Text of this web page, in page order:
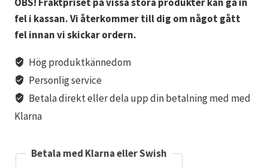
fel i kassan. Vi återkommer till dig om något gått
fel innan vi skickar ordern.
Hög produktkännedom
Personlig service
Betala direkt eller dela upp din betalning med med
Klarna
Betala med Klarna eller Swish